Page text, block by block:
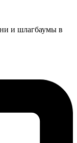
и шлагбаумы в